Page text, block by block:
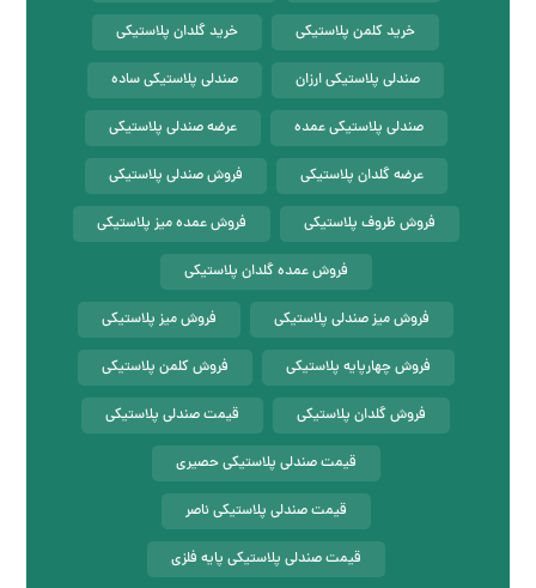
خرید کلمن پلاستیکی خرید گلدان پلاستیکی
صندلی پلاستیکی ارزان صندلی پلاستیکی ساده
صندلی پلاستیکی عمده عرضه صندلی پلاستیکی
عرضه گلدان پلاستیکی فروش صندلی پلاستیکی
فروش ظروف پلاستیکی فروش عمده میز پلاستیکی
فروش عمده گلدان پلاستیکی
فروش میز صندلی پلاستیکی فروش میز پلاستیکی
فروش چهارپایه پلاستیکی فروش کلمن پلاستیکی
فروش گلدان پلاستیکی قیمت صندلی پلاستیکی
قیمت صندلی پلاستیکی حصیری
قیمت صندلی پلاستیکی ناصر
قیمت صندلی پلاستیکی پایه فلزی